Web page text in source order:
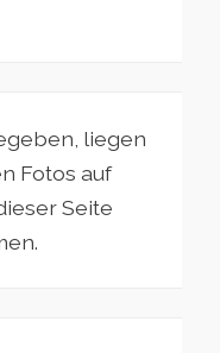
liegen
Fotos auf
Seite